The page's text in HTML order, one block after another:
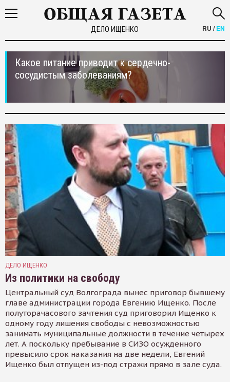
ДЕЛО ИЩЕНКО RU /EN
Какое питание приводит к сердечно-
сосудистым заболеваниям?
ДЕЛО ИЩЕНКО
Из политики на свободу
Центральный суд Волгограда вынес приговор бывшему
главе администрации города Евгению Ищенко. После
полуторачасового зачтения суд приговорил Ищенко к
одному году лишения свободы с невозможностью
занимать муниципальные должности в течение четырех
лет. А поскольку пребывание в СИЗО осужденного
превысило срок наказания на две недели, Евгений
Ищенко был отпущен из-под стражи прямо в зале суда.